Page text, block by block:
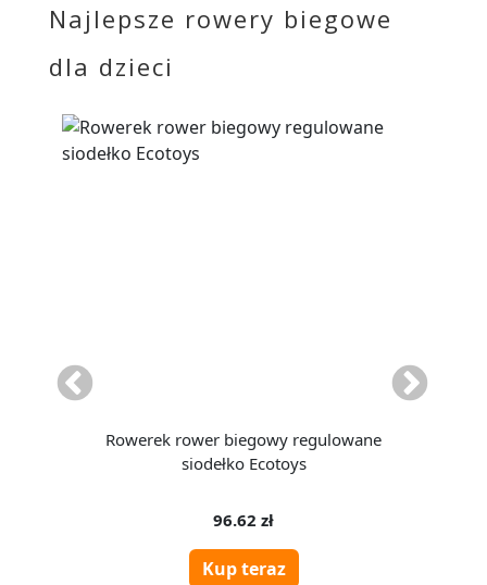
Najlepsze rowery biegowe
dla dzieci